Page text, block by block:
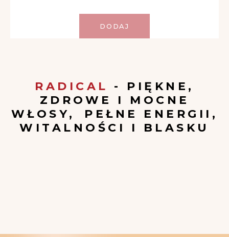
DODAJ
RADICAL - PIĘKNE,
ZDROWE I MOCNE
WŁOSY, PEŁNE ENERGII,
WITALNOŚCI I BLASKU